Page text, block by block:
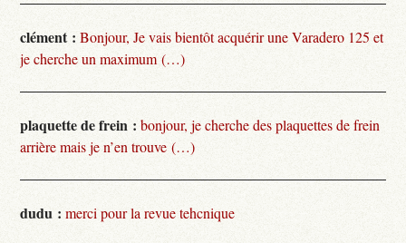
clément : Bonjour, Je vais bientôt acquérir une Varadero 125 et
je cherche un maximum (…)
plaquette de frein : bonjour, je cherche des plaquettes de frein
arrière mais je n’en trouve (…)
dudu : merci pour la revue tehcnique